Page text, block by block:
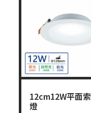
12cm12W平面
燈